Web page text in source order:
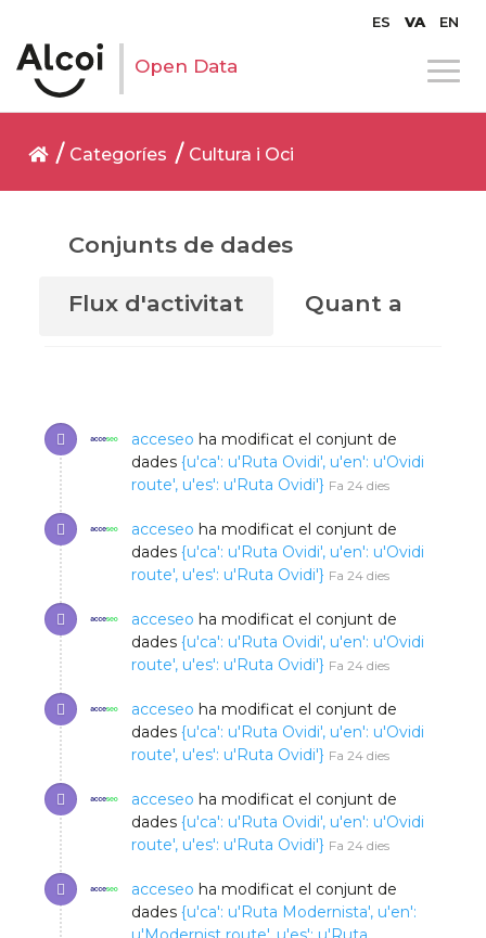
ES VA EN
Open Data
Categoríes Cultura i Oci
Conjunts de dades
Flux d'activitat Quant a
acceseo ha modificat el conjunt de
dades{u'ca': u'Ruta Ovidi', u'en': u'Ovidi
route', u'es': u'Ruta Ovidi'} Fa 24 dies
acceseo ha modificat el conjunt de
dades{u'ca': u'Ruta Ovidi', u'en': u'Ovidi
route', u'es': u'Ruta Ovidi'} Fa 24 dies
acceseo ha modificat el conjunt de
dades{u'ca': u'Ruta Ovidi', u'en': u'Ovidi
route', u'es': u'Ruta Ovidi'} Fa 24 dies
acceseo ha modificat el conjunt de
dades{u'ca': u'Ruta Ovidi', u'en': u'Ovidi
route', u'es': u'Ruta Ovidi'} Fa 24 dies
acceseo ha modificat el conjunt de
dades{u'ca': u'Ruta Ovidi', u'en': u'Ovidi
route', u'es': u'Ruta Ovidi'} Fa 24 dies
acceseo ha modificat el conjunt de
dades{u'ca': u'Ruta Modernista', u'en':